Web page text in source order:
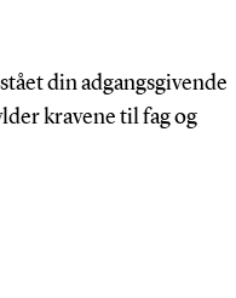
din adgangsgivende
kravene tilfag og